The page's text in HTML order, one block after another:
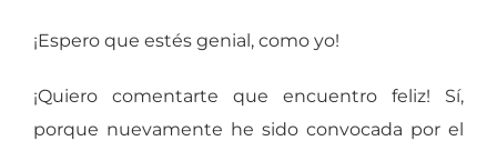
¡Espero que estés genial, como yo!
¡Quiero comentarte que encuentro feliz! Sí,
porque nuevamente he sido convocada por el